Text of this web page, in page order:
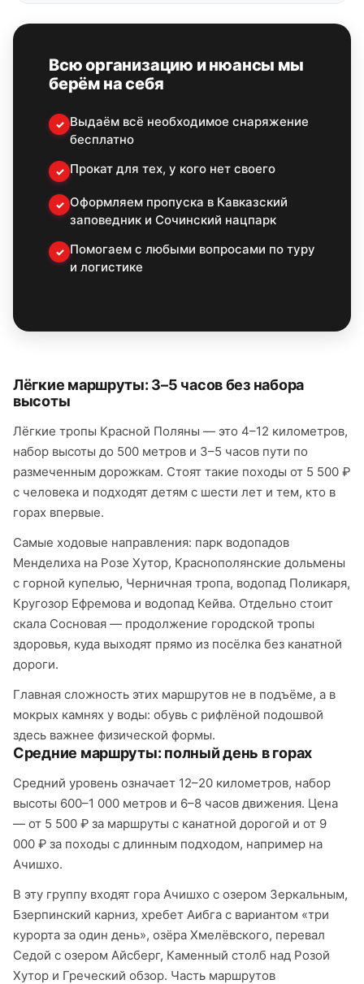
Всю организацию и нюансы мы
берём на себя
✓ Выдаём всё необходимое снаряжение
бесплатно
✓ Прокат для тех, у кого нет своего
✓ Оформляем пропуска в Кавказский
заповедник и Сочинский нацпарк
✓ Помогаем с любыми вопросами по туру
и логистике
Лёгкие маршруты: 3–5 часов без набора
высоты
Лёгкие тропы Красной Поляны — это 4–12 километров,
набор высоты до 500 метров и 3–5 часов пути по
размеченным дорожкам. Стоят такие походы от 5 500 ₽
с человека и подходят детям с шести лет и тем, кто в
горах впервые.
Самые ходовые направления: парк водопадов
Менделиха на Розе Хутор, Краснополянские дольмены
с горной купелью, Черничная тропа, водопад Поликаря,
Кругозор Ефремова и водопад Кейва. Отдельно стоит
скала Сосновая — продолжение городской тропы
здоровья, куда выходят прямо из посёлка без канатной
дороги.
Главная сложность этих маршрутов не в подъёме, а в
мокрых камнях у воды: обувь с рифлёной подошвой
здесь важнее физической формы.
Средние маршруты: полный день в горах
Средний уровень означает 12–20 километров, набор
высоты 600–1 000 метров и 6–8 часов движения. Цена
— от 5 500 ₽ за маршруты с канатной дорогой и от 9
000 ₽ за походы с длинным подходом, например на
Ачишхо.
В эту группу входят гора Ачишхо с озером Зеркальным,
Бзерпинский карниз, хребет Аибга с вариантом «три
курорта за один день», озёра Хмелёвского, перевал
Седой с озером Айсберг, Каменный столб над Розой
Хутор и Греческий обзор. Часть маршрутов